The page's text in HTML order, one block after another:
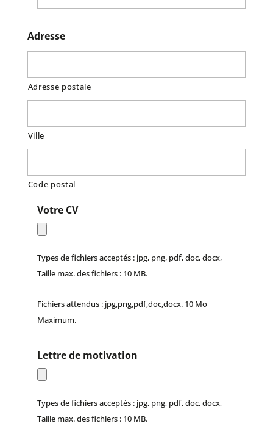
Adresse
Adresse postale
Ville
Code postal
Votre CV
Types de fichiers acceptés : jpg, png, pdf, doc, docx,
Taille max. des fichiers : 10 MB.
Fichiers attendus : jpg,png,pdf,doc,docx. 10 Mo
Maximum.
Lettre de motivation
Types de fichiers acceptés : jpg, png, pdf, doc, docx,
Taille max. des fichiers : 10 MB.